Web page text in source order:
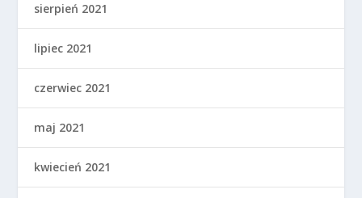
sierpień 2021
lipiec 2021
czerwiec 2021
maj 2021
kwiecień 2021